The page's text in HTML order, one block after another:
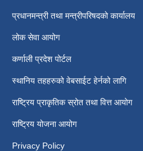
प्रधानमन्त्री तथा मन्त्रीपरिषदको कार्यालय
लोक सेवा आयोग
कर्णाली प्रदेश पोर्टल
स्थानिय तहहरुको वेबसाईट हेर्नको लागि
राष्ट्रिय प्राकृतिक स्रोत तथा वित्त आयोग
राष्ट्रिय योजना आयोग
Privacy Policy